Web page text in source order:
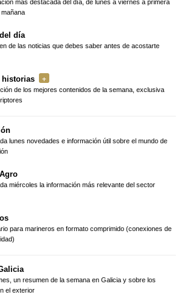
más destacada del día, de lunes a viernes a primera
día
de las noticias que debes saber antes de acostarte
historias
de los mejores contenidos de la semana, exclusiva
lunes novedades e información útil sobre el mundo de
miércoles la información más relevante del sector
para marineros en formato comprimido (conexiones de
un resumen de la semana en Galicia y sobre los
el exterior